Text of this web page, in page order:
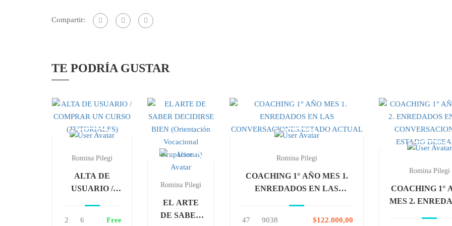
Compartir:
TE PODRÍA GUSTAR
Romina Pilegi
ALTA DE
USUARIO /
2 6 Free
Romina Pilegi
EL ARTE
DE SABER
Romina Pilegi
COACHING 1° AÑO MES 1.
ENREDADOS EN LAS
47 9038 $122.000,00
Romina Pilegi
COACHING 1°
MES 2.